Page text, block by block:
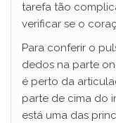
tarefa tão
verificar se o
Para conferir o
dedos na parte
é perto da
parte de cima do
está uma das